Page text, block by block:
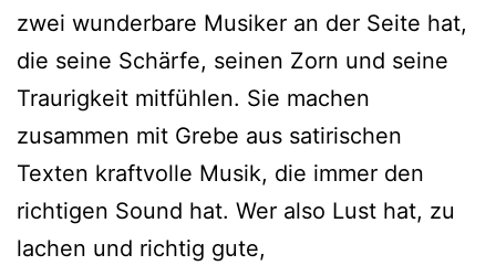
zwei wunderbare Musiker an der Seite hat,
die seine Schärfe, seinen Zorn und seine
Traurigkeit mitfühlen. Sie machen
zusammen mit Grebe aus satirischen
Texten kraftvolle Musik, die immer den
richtigen Sound hat. Wer also Lust hat, zu
lachen und richtig gute,